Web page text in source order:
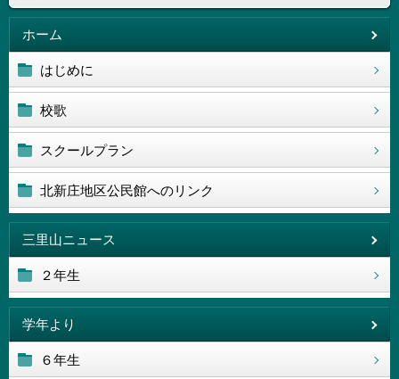
ホーム
はじめに
校歌
スクールプラン
北新庄地区公民館へのリンク
三里山ニュース
２年生
学年より
６年生